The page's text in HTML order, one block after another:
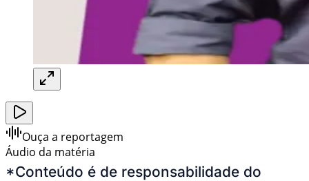
Ouça a reportagem
Áudio da matéria
*Conteúdo é de responsabilidade do